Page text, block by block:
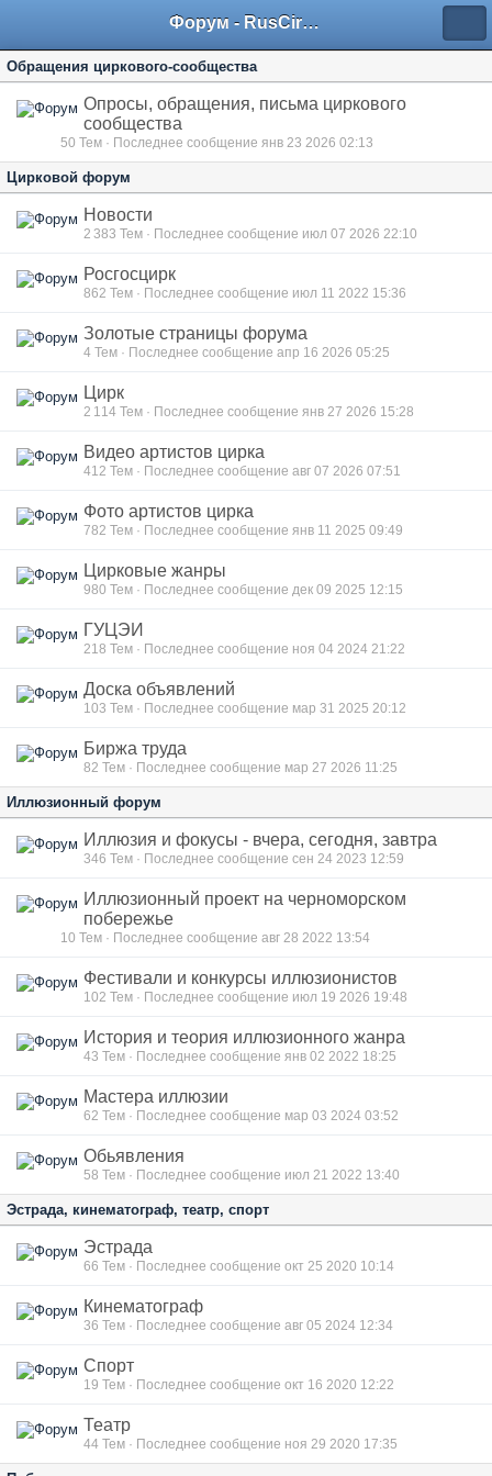
Форум - RusCircus.ru
Обращения циркового-сообщества
Опросы, обращения, письма циркового
сообщества
50 Тем · Последнее сообщение янв 23 2026 02:13
Цирковой форум
Новости
2 383 Тем · Последнее сообщение июл 07 2026 22:10
Росгосцирк
862 Тем · Последнее сообщение июл 11 2022 15:36
Золотые страницы форума
4 Тем · Последнее сообщение апр 16 2026 05:25
Цирк
2 114 Тем · Последнее сообщение янв 27 2026 15:28
Видео артистов цирка
412 Тем · Последнее сообщение авг 07 2026 07:51
Фото артистов цирка
782 Тем · Последнее сообщение янв 11 2025 09:49
Цирковые жанры
980 Тем · Последнее сообщение дек 09 2025 12:15
ГУЦЭИ
218 Тем · Последнее сообщение ноя 04 2024 21:22
Доска объявлений
103 Тем · Последнее сообщение мар 31 2025 20:12
Биржа труда
82 Тем · Последнее сообщение мар 27 2026 11:25
Иллюзионный форум
Иллюзия и фокусы - вчера, сегодня, завтра
346 Тем · Последнее сообщение сен 24 2023 12:59
Иллюзионный проект на черноморском
побережье
10 Тем · Последнее сообщение авг 28 2022 13:54
Фестивали и конкурсы иллюзионистов
102 Тем · Последнее сообщение июл 19 2026 19:48
История и теория иллюзионного жанра
43 Тем · Последнее сообщение янв 02 2022 18:25
Мастера иллюзии
62 Тем · Последнее сообщение мар 03 2024 03:52
Обьявления
58 Тем · Последнее сообщение июл 21 2022 13:40
Эстрада, кинематограф, театр, спорт
Эстрада
66 Тем · Последнее сообщение окт 25 2020 10:14
Кинематограф
36 Тем · Последнее сообщение авг 05 2024 12:34
Спорт
19 Тем · Последнее сообщение окт 16 2020 12:22
Театр
44 Тем · Последнее сообщение ноя 29 2020 17:35